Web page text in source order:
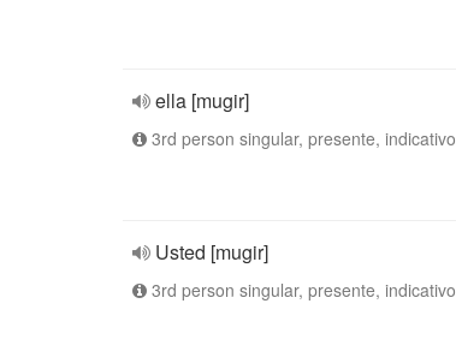
ella [mugir]
3rd person singular, presente, indicativo
Usted [mugir]
3rd person singular, presente, indicativo